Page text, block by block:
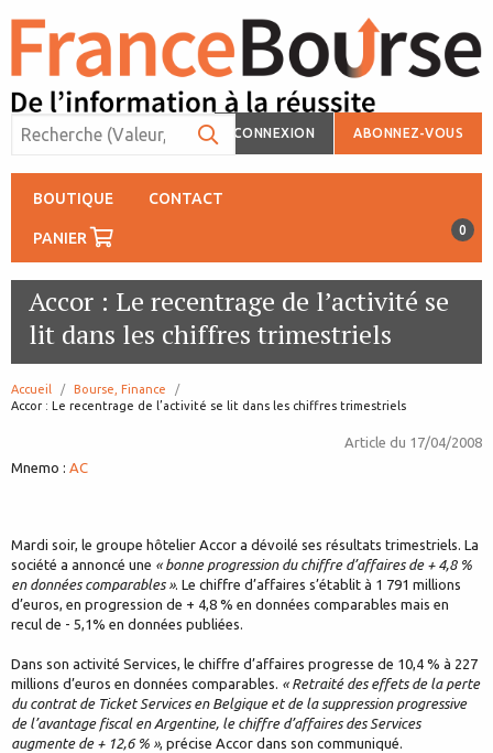
CONNEXION ABONNEZ-VOUS
BOUTIQUE CONTACT
PANIER 0
Accor : Le recentrage de l’activité se
lit dans les chiffres trimestriels
Accueil
Bourse, Finance
page:
Accor : Le recentrage de l’activité se lit dans les chiffres trimestriels
Article du 17/04/2008
Mnemo : AC
Mardi soir, le groupe hôtelier Accor a dévoilé ses résultats trimestriels. La
société a annoncé une « bonne progression du chiffre d’affaires de + 4,8 %
en données comparables ». Le chiffre d’affaires s’établit à 1 791 millions
d’euros, en progression de + 4,8 % en données comparables mais en
recul de - 5,1% en données publiées.
Dans son activité Services, le chiffre d’affaires progresse de 10,4 % à 227
millions d’euros en données comparables. « Retraité des effets de la perte
du contrat de Ticket Services en Belgique et de la suppression progressive
de l’avantage fiscal en Argentine, le chiffre d’affaires des Services
augmente de + 12,6 % », précise Accor dans son communiqué.